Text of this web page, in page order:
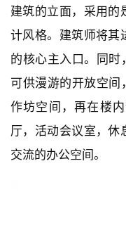
建筑的立面，采用的
计风格。建筑师将其
的核心主入口。同
可供漫游的开放空
作坊空间，再在楼
厅，活动会议室，休
交流的办公空间。